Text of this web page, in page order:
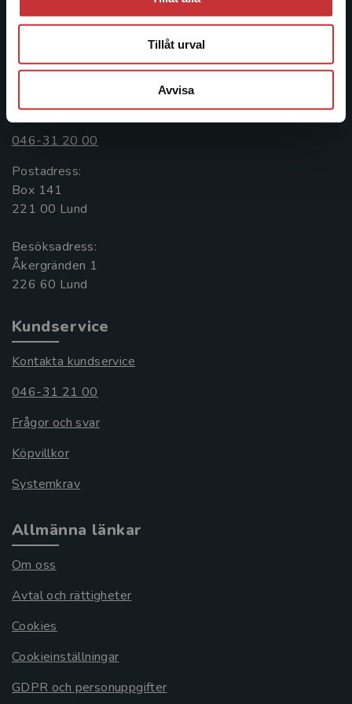
Tillåt urval
Avvisa
längs hela kunskapsresan.
Kontakta oss
Kontakta oss
046-31 20 00
Postadress:
Box 141
221 00 Lund
Besöksadress:
Åkergränden 1
Kundservice
Kontakta kundservice
046-31 21 00
Frågor och svar
Köpvillkor
Systemkrav
Allmänna länkar
Om oss
Avtal och rättigheter
Cookies
Cookieinställningar
GDPR och personuppgifter